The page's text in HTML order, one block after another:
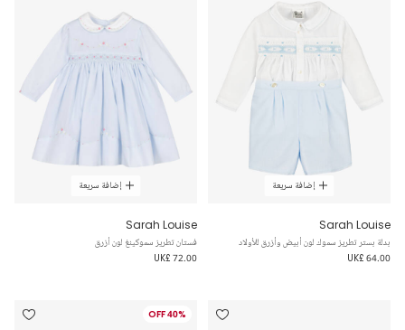
إضافة سريعة
Sarah Louise
بدلة بستر تطريز سموك لون أبيض وأزرق للأولاد
UK£ 64.00
إضافة سريعة
Sarah Louise
فستان تطريز سموكينغ لون أزرق
UK£ 72.00
40% OFF